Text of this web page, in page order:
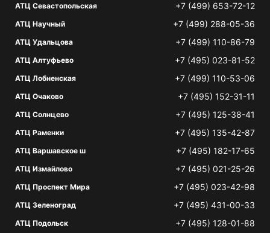
АТЦ Севастопольская +7 (499) 653-72-12
АТЦ Научный +7 (499) 288-05-36
АТЦ Удальцова +7 (499) 110-86-79
АТЦ Алтуфьево +7 (495) 023-81-52
АТЦ Лобненская +7 (499) 110-53-06
АТЦ Очаково +7 (495) 152-31-11
АТЦ Солнцево +7 (495) 125-38-41
АТЦ Раменки +7 (495) 135-42-87
АТЦ Варшавское ш +7 (495) 182-17-65
АТЦ Измайлово +7 (495) 021-25-26
АТЦ Проспект Мира +7 (495) 023-42-98
АТЦ Зеленоград +7 (495) 431-00-33
АТЦ Подольск +7 (495) 128-01-88